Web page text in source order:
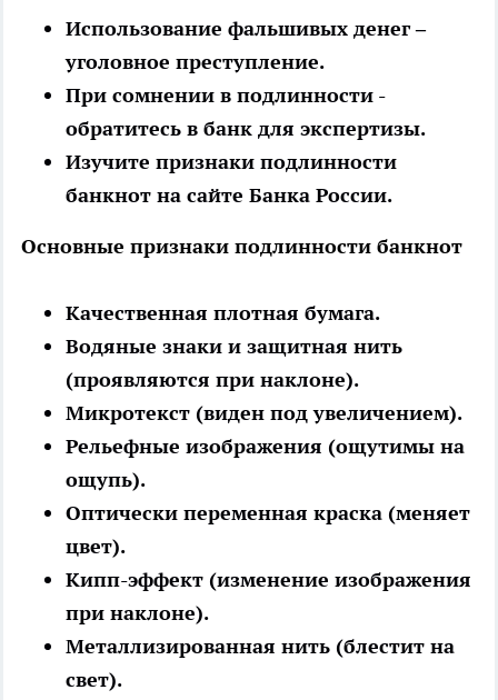
Использование фальшивых денег –
уголовное преступление.
При сомнении в подлинности -
обратитесь в банк для экспертизы.
Изучите признаки подлинности
банкнот на сайте Банка России.
Основные признаки подлинности банкнот
Качественная плотная бумага.
Водяные знаки и защитная нить
(проявляются при наклоне).
Микротекст (виден под увеличением).
Рельефные изображения (ощутимы на
ощупь).
Оптически переменная краска (меняет
цвет).
Кипп-эффект (изменение изображения
при наклоне).
Металлизированная нить (блестит на
свет).